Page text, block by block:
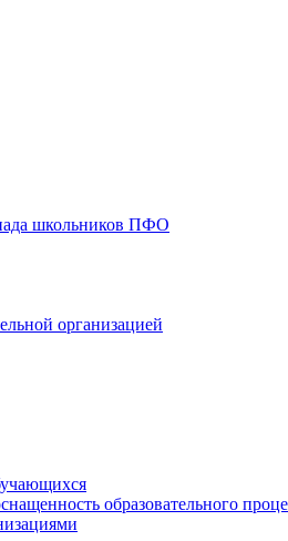
школьников ПФО
организацией
образовательного